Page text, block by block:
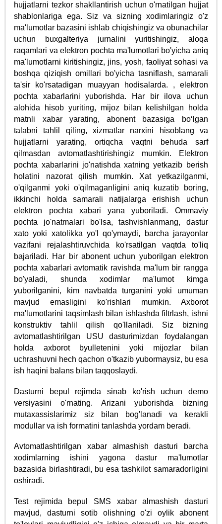
hujjatlarni tezkor shakllantirish uchun o'rnatilgan hujjat
shablonlariga ega. Siz va sizning xodimlaringiz o'z
ma'lumotlar bazasini ishlab chiqishingiz va obunachilar
uchun buxgalteriya jurnalini yuritishingiz, aloqa
raqamlari va elektron pochta ma'lumotlari bo'yicha aniq
ma'lumotlarni kiritishingiz, jins, yosh, faoliyat sohasi va
boshqa qiziqish omillari bo'yicha tasniflash, samarali
ta'sir ko'rsatadigan muayyan hodisalarda. , elektron
pochta xabarlarini yuborishda. Har bir ilova uchun
alohida hisob yuriting, mijoz bilan kelishilgan holda
matnli xabar yarating, abonent bazasiga bo‘lgan
talabni tahlil qiling, xizmatlar narxini hisoblang va
hujjatlarni yarating, ortiqcha vaqtni behuda sarf
qilmasdan avtomatlashtirishingiz mumkin. Elektron
pochta xabarlarini jo'natishda xatning yetkazib berish
holatini nazorat qilish mumkin. Xat yetkazilganmi,
o'qilganmi yoki o'qilmaganligini aniq kuzatib boring,
ikkinchi holda samarali natijalarga erishish uchun
elektron pochta xabari yana yuboriladi. Ommaviy
pochta jo'natmalari bo'lsa, tashvishlanmang, dastur
xato yoki xatolikka yo'l qo'ymaydi, barcha jarayonlar
vazifani rejalashtiruvchida ko'rsatilgan vaqtda to'liq
bajariladi. Har bir abonent uchun yuborilgan elektron
pochta xabarlari avtomatik ravishda ma'lum bir rangga
bo'yaladi, shunda xodimlar ma'lumot kimga
yuborilganini, kim navbatda turganini yoki umuman
mavjud emasligini ko'rishlari mumkin. Axborot
ma'lumotlarini taqsimlash bilan ishlashda filtrlash, ishni
konstruktiv tahlil qilish qo'llaniladi. Siz bizning
avtomatlashtirilgan USU dasturimizdan foydalangan
holda axborot byulletenini yoki mijozlar bilan
uchrashuvni hech qachon o'tkazib yubormaysiz, bu esa
ish haqini balans bilan taqqoslaydi.
Dasturni bepul rejimda sinab ko'rish uchun demo
versiyasini o'rnating. Arizani yuborishda bizning
mutaxassislarimiz siz bilan bog'lanadi va kerakli
modullar va ish formatini tanlashda yordam beradi.
Avtomatlashtirilgan xabar almashish dasturi barcha
xodimlarning ishini yagona dastur ma'lumotlar
bazasida birlashtiradi, bu esa tashkilot samaradorligini
oshiradi.
Test rejimida bepul SMS xabar almashish dasturi
mavjud, dasturni sotib olishning o'zi oylik abonent